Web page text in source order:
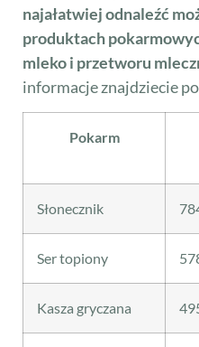
najałatwiej odnaleźć
produktach
mleko i przetworu
informacje znajdziecie
Pokarm
Słonecznik
Ser topiony
Kasza gryczana